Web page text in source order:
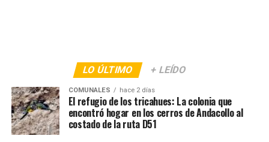
LO ÚLTIMO + LEÍDO
COMUNALES hace 2 días
El refugio de los tricahues: La colonia que
encontró hogar en los cerros de Andacollo al
costado de la ruta D51